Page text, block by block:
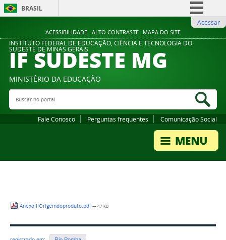
ACESSIBILIDADE ALTO CONTRASTE MAPA DO SITE
BRASIL
Comunica BR
Participe
Legislação
Acessar
INSTITUTO FEDERAL DE EDUCAÇÃO, CIÊNCIA E TECNOLOGIA DO
SUDESTE DE MINAS GERAIS
IF SUDESTE MG
MINISTÉRIO DA EDUCAÇÃO
Buscar no portal
Fale Conosco Perguntas frequentes Comunicação Social
AnexoIIIOrigemdoproduto.pdf— 47 KB